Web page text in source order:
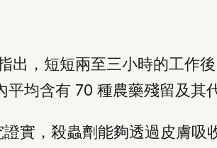
出，短短兩至三小時的工作
均含有 70 種農藥殘留及其
實，殺蟲劑能夠透過皮膚吸